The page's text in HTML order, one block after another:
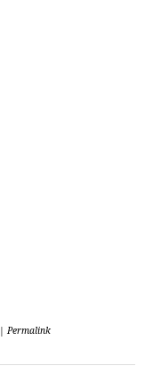
| Permalink